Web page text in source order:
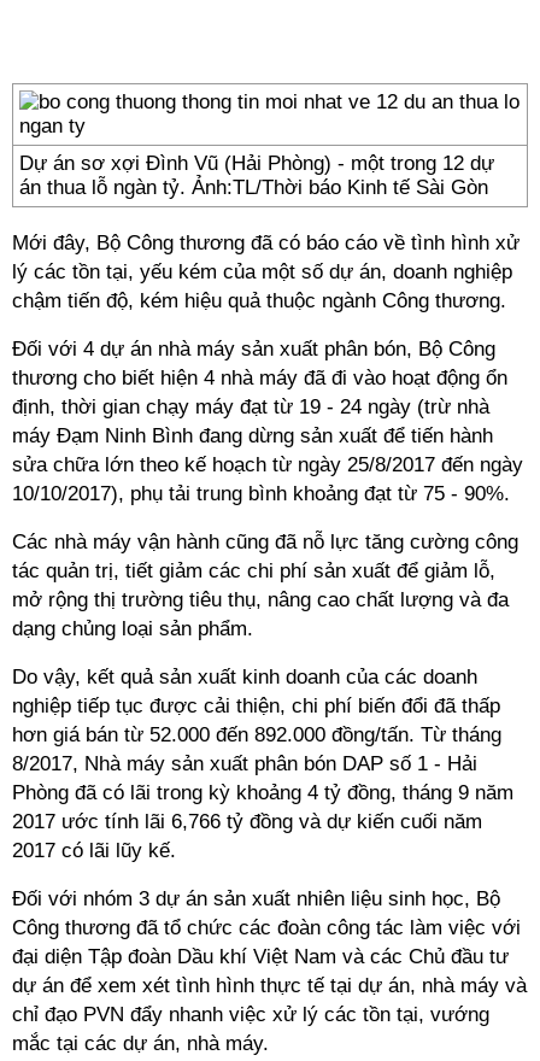
Dự án sơ xợi Đình Vũ (Hải Phòng) - một trong 12 dự
án thua lỗ ngàn tỷ. Ảnh:TL/Thời báo Kinh tế Sài Gòn
Mới đây, Bộ Công thương đã có báo cáo về tình hình xử
lý các tồn tại, yếu kém của một số dự án, doanh nghiệp
chậm tiến độ, kém hiệu quả thuộc ngành Công thương.
Đối với 4 dự án nhà máy sản xuất phân bón, Bộ Công
thương cho biết hiện 4 nhà máy đã đi vào hoạt động ổn
định, thời gian chạy máy đạt từ 19 - 24 ngày (trừ nhà
máy Đạm Ninh Bình đang dừng sản xuất để tiến hành
sửa chữa lớn theo kế hoạch từ ngày 25/8/2017 đến ngày
10/10/2017), phụ tải trung bình khoảng đạt từ 75 - 90%.
Các nhà máy vận hành cũng đã nỗ lực tăng cường công
tác quản trị, tiết giảm các chi phí sản xuất để giảm lỗ,
mở rộng thị trường tiêu thụ, nâng cao chất lượng và đa
dạng chủng loại sản phẩm.
Do vậy, kết quả sản xuất kinh doanh của các doanh
nghiệp tiếp tục được cải thiện, chi phí biến đổi đã thấp
hơn giá bán từ 52.000 đến 892.000 đồng/tấn. Từ tháng
8/2017, Nhà máy sản xuất phân bón DAP số 1 - Hải
Phòng đã có lãi trong kỳ khoảng 4 tỷ đồng, tháng 9 năm
2017 ước tính lãi 6,766 tỷ đồng và dự kiến cuối năm
2017 có lãi lũy kế.
Đối với nhóm 3 dự án sản xuất nhiên liệu sinh học, Bộ
Công thương đã tổ chức các đoàn công tác làm việc với
đại diện Tập đoàn Dầu khí Việt Nam và các Chủ đầu tư
dự án để xem xét tình hình thực tế tại dự án, nhà máy và
chỉ đạo PVN đẩy nhanh việc xử lý các tồn tại, vướng
mắc tại các dự án, nhà máy.